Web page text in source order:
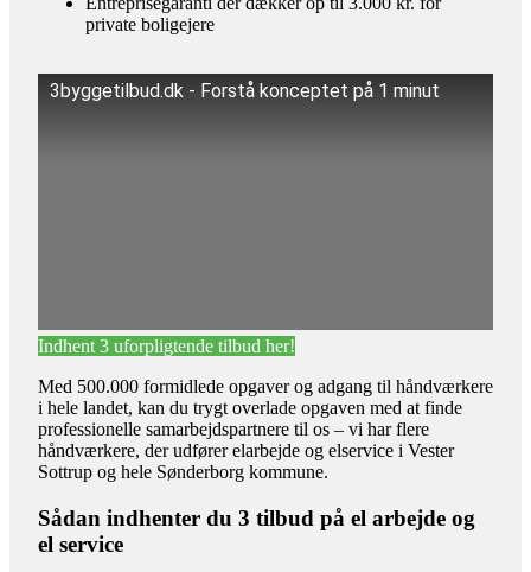
private boligejere
3byggetilbud.dk - Forstå konceptet på 1 minut
Indhent 3 uforpligtende tilbud her!
Med 500.000 formidlede opgaver og adgang til håndværkere
i hele landet, kan du trygt overlade opgaven med at finde
professionelle samarbejdspartnere til os – vi har flere
håndværkere, der udfører elarbejde og elservice i Vester
Sottrup og hele Sønderborg kommune.
Sådan indhenter du 3 tilbud på el arbejde og
el service